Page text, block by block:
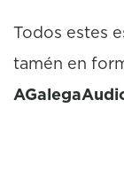
Todos estes
tamén en